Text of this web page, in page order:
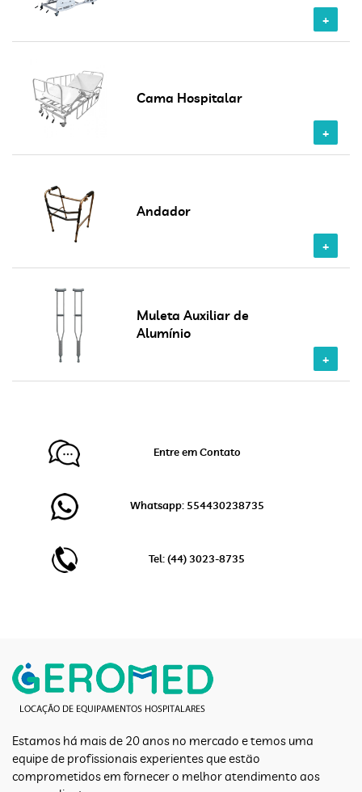
Cama Hospitalar
Andador
Muleta Auxiliar de
Alumínio
Entre em Contato
Whatsapp: 554430238735
Tel: (44) 3023-8735
Estamos há mais de 20 anos no mercado e temos uma
equipe de profissionais experientes que estão
comprometidos em fornecer o melhor atendimento aos